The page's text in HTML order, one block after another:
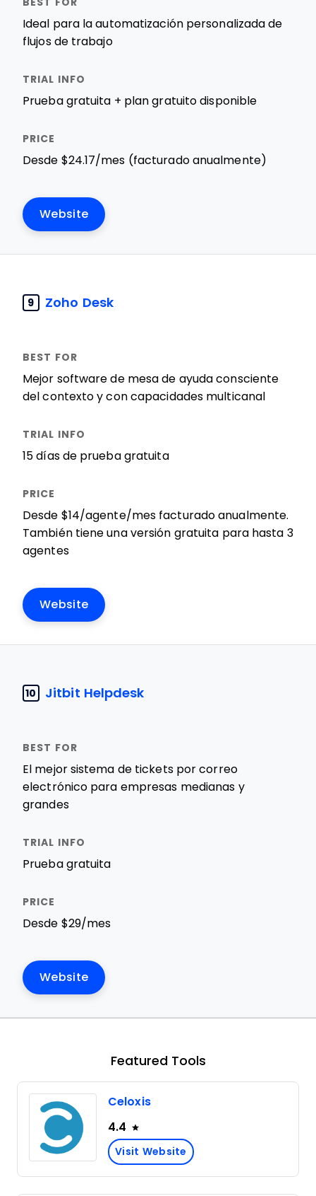
Ideal para la automatización personalizada de
flujos de trabajo
Prueba gratuita + plan gratuito disponible
Desde $24.17/mes (facturado anualmente)
Website
9 Zoho Desk
Mejor software de mesa de ayuda consciente
del contexto y con capacidades multicanal
15 días de prueba gratuita
Desde $14/agente/mes facturado anualmente.
También tiene una versión gratuita para hasta 3
agentes
Website
10 Jitbit Helpdesk
El mejor sistema de tickets por correo
electrónico para empresas medianas y
grandes
Prueba gratuita
Desde $29/mes
Website
Featured Tools
Celoxis
4.4
Visit Website